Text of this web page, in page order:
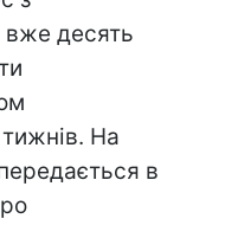
вже десять
На
в